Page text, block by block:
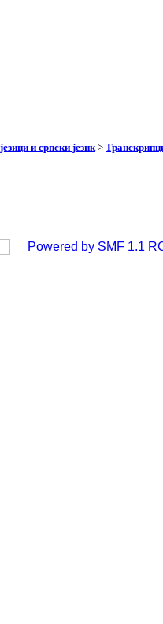
и српски језик>
Powered by SMF 1.1